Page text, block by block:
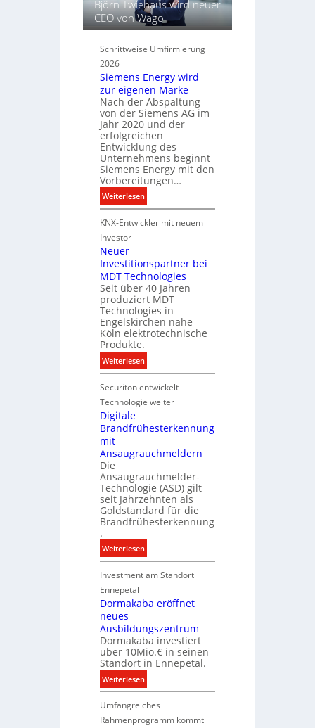
h
t
n
B
e
l
e
u
c
h
t
u
n
g
s
t
e
c
h
n
i
k
s
e
f
r
d
i
g
i
t
a
l
e
P
r
o
d
u
k
t
d
a
t
e
n
Björn Twiehaus wird neuer
CEO von Wago
Schrittweise Umfirmierung
2026
Siemens Energy wird
zur eigenen Marke
Nach der Abspaltung
von der Siemens AG im
Jahr 2020 und der
erfolgreichen
Entwicklung des
Unternehmens beginnt
Siemens Energy mit den
Vorbereitungen…
Weiterlesen:
S
i
e
n
s
E
n
e
y
d
u
e
i
g
e
e
n
k
KNX-Entwickler mit neuem
Investor
Neuer
Investitionspartner bei
MDT Technologies
Seit über 40 Jahren
produziert MDT
Technologies in
Engelskirchen nahe
Köln elektrotechnische
Produkte.
Weiterlesen:
N
e
u
r
n
e
s
t
i
i
o
n
p
r
t
n
e
r
b
e
i
Securiton entwickelt
Technologie weiter
Digitale
Brandfrühesterkennung
mit
Ansaugrauchmeldern
Die
Ansaugrauchmelder-
Technologie (ASD) gilt
seit Jahrzehnten als
Goldstandard für die
Brandfrühesterkennung
.
Weiterlesen:
D
i
i
a
l
e
B
r
a
n
d
Investment am Standort
Ennepetal
Dormakaba eröffnet
neues
Ausbildungszentrum
Dormakaba investiert
über 10Mio.€ in seinen
Standort in Ennepetal.
Weiterlesen:
D
o
r
Umfangreiches
Rahmenprogramm kommt